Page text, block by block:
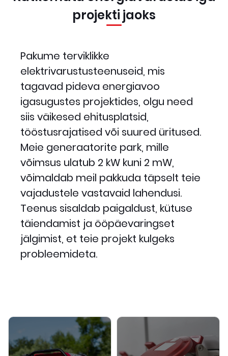
projekti jaoks
Pakume terviklikke
elektrivarustusteenuseid, mis
tagavad pideva energiavoo
igasugustes projektides, olgu need
siis väikesed ehitusplatsid,
tööstusrajatised või suured üritused.
Meie generaatorite park, mille
võimsus ulatub 2 kW kuni 2 mW,
võimaldab meil pakkuda täpselt teie
vajadustele vastavaid lahendusi.
Teenus sisaldab paigaldust, kütuse
täiendamist ja ööpäevaringset
jälgimist, et teie projekt kulgeks
probleemideta.